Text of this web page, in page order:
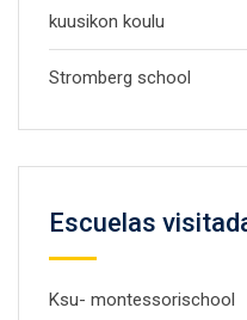
kuusikon koulu
Stromberg school
Escuelas
Ksu- montessorischool